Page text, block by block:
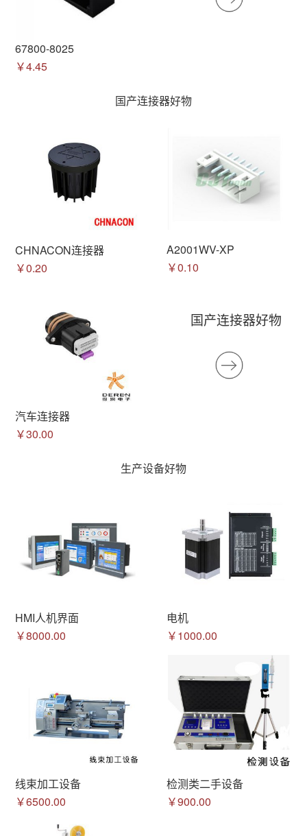
67800-8025
￥4.45
国产连接器好物
CHNACON连接器
￥0.20
A2001WV-XP
￥0.10
汽车连接器
￥30.00
国产连接器好物
生产设备好物
HMI人机界面
￥8000.00
电机
￥1000.00
线束加工设备
￥6500.00
检测类二手设备
￥900.00